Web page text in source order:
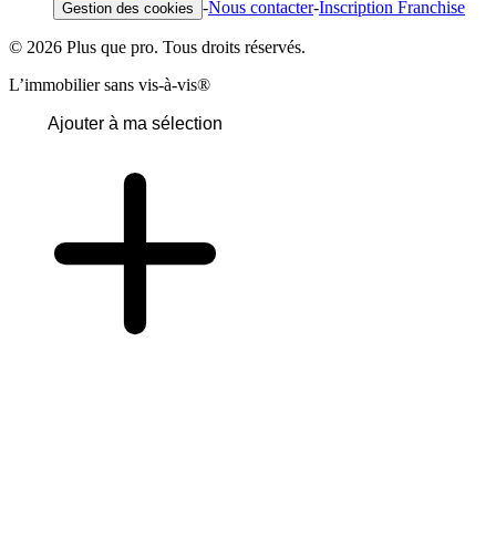
Gestion des cookies -Nous contacter-Inscription Franchise
© 2026 Plus que pro. Tous droits réservés.
L’immobilier sans vis-à-vis®
Ajouter à ma sélection